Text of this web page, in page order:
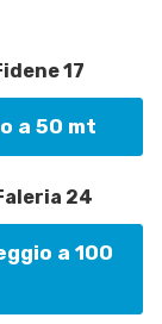
17
a 50 mt
24
a 100